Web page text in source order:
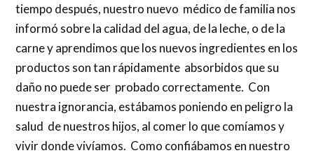
tiempo después, nuestro nuevo médico de familia nos
informó sobre la calidad del agua, de la leche, o de la
carne y aprendimos que los nuevos ingredientes en los
productos son tan rápidamente absorbidos que su
daño no puede ser probado correctamente. Con
nuestra ignorancia, estábamos poniendo en peligro la
salud de nuestros hijos, al comer lo que comíamos y
vivir donde vivíamos. Como confiábamos en nuestro